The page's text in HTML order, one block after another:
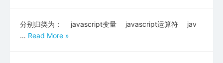
分别归类为： javascript变量 javascript运算符 jav
… Read More »